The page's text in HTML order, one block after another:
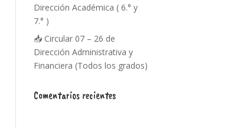
Dirección Académica ( 6.° y
7.° )
📥 Circular 07 – 26 de
Dirección Administrativa y
Financiera (Todos los grados)
Comentarios recientes